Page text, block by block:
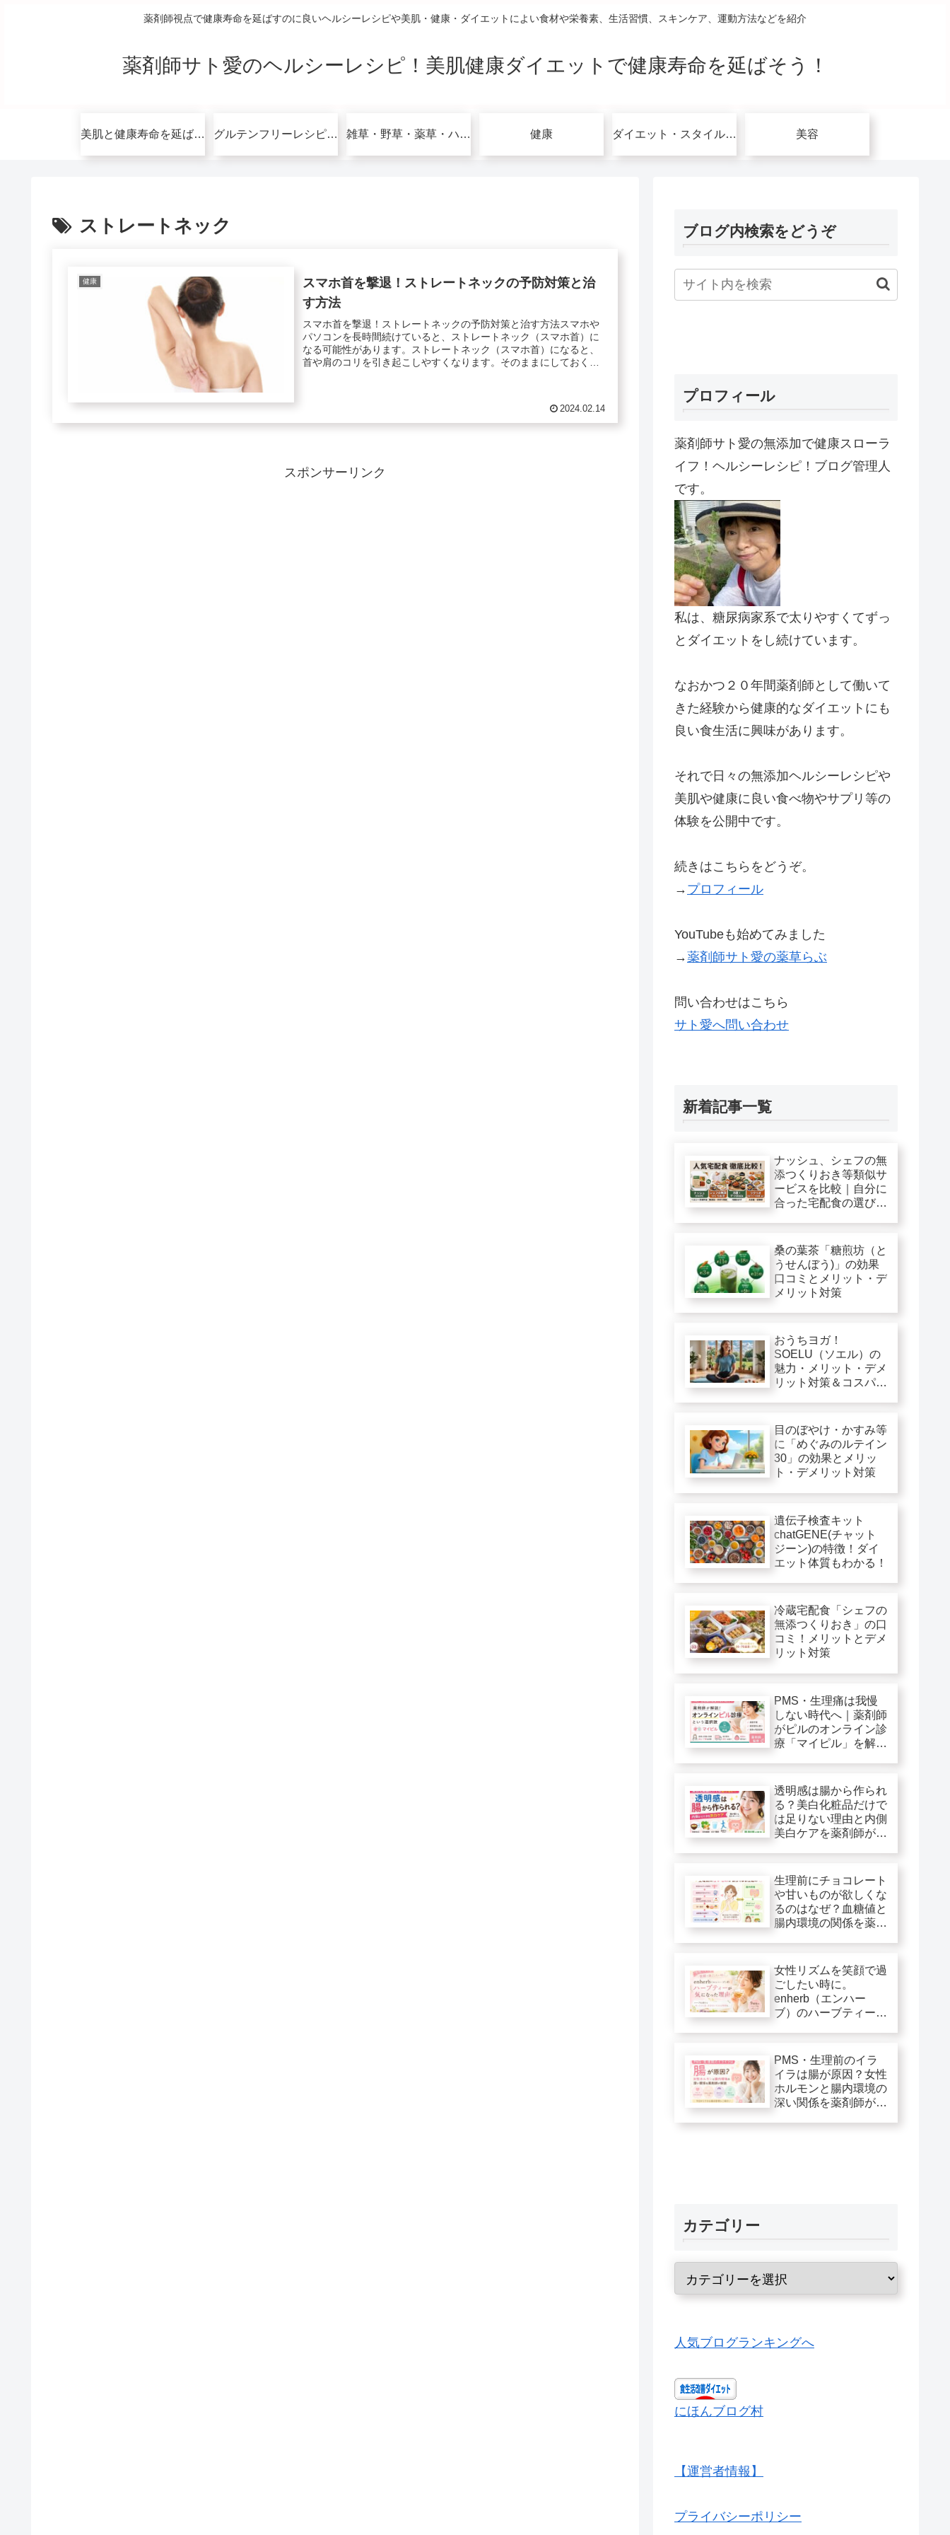
薬剤師視点で健康寿命を延ばすのに良いヘルシーレシピや美肌・健康・ダイエットによい食材や栄養素、生活習慣、スキンケア、運動方法などを紹介
薬剤師サト愛のヘルシーレシピ！美肌健康ダイエットで健康寿命を延ばそう！
美肌と健康寿命を延ばすコツ無料講座 グルテンフリーレシピで美肌健康ダイエット！ 雑草・野草・薬草・ハーブ 健康 ダイエット・スタイルアップ関連 美容
ストレートネック
健康
スマホ首を撃退！ストレートネックの予防対策と治
す方法
スマホ首を撃退！ストレートネックの予防対策と治す方法スマホや
パソコンを長時間続けていると、ストレートネック（スマホ首）に
なる可能性があります。ストレートネック（スマホ首）になると、
首や肩のコリを引き起こしやすくなります。そのままにしておく
2024.02.14
スポンサーリンク
ブログ内検索をどうぞ
プロフィール
薬剤師サト愛の無添加で健康スローラ
イフ！ヘルシーレシピ！ブログ管理人
です。
私は、糖尿病家系で太りやすくてずっ
とダイエットをし続けています。
なおかつ２０年間薬剤師として働いて
きた経験から健康的なダイエットにも
良い食生活に興味があります。
それで日々の無添加ヘルシーレシピや
美肌や健康に良い食べ物やサプリ等の
体験を公開中です。
続きはこちらをどうぞ。
→ プロフィール
YouTubeも始めてみました
→薬剤師サト愛の薬草らぶ
問い合わせはこちら
サト愛へ問い合わせ
新着記事一覧
ナッシュ、シェフの無
添つくりおき等類似サ
ービスを比較｜自分に
合った宅配食の選び
桑の葉茶「糖煎坊（と
うせんぼう)」の効果
口コミとメリット・デ
メリット対策
おうちヨガ！
SOELU（ソエル）の
魅力・メリット・デメ
リット対策＆コスパ徹
目のぼやけ・かすみ等
に「めぐみのルテイン
30」の効果とメリッ
ト・デメリット対策
遺伝子検査キット
chatGENE(チャット
ジーン)の特徴！ダイ
エット体質もわかる！
冷蔵宅配食「シェフの
無添つくりおき」の口
コミ！メリットとデメ
リット対策
PMS・生理痛は我慢
しない時代へ｜薬剤師
がピルのオンライン診
療「マイピル」を解
透明感は腸から作られ
る？美白化粧品だけで
は足りない理由と内側
美白ケアを薬剤師が解
生理前にチョコレート
や甘いものが欲しくな
るのはなぜ？血糖値と
腸内環境の関係を薬剤
女性リズムを笑顔で過
ごしたい時に。
enherb（エンハー
ブ）のハーブティーが
PMS・生理前のイラ
イラは腸が原因？女性
ホルモンと腸内環境の
深い関係を薬剤師が解
カテゴリー
人気ブログランキングへ
にほんブログ村
【運営者情報】
プライバシーポリシー